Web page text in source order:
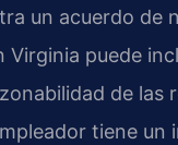
un acuerdo de
Virginia puede
de las
tiene un